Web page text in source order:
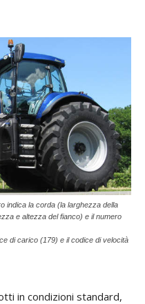
indica la corda (la larghezza della
e altezza del fianco) e il numero
di carico (179) e il codice di velocità
in condizioni standard,